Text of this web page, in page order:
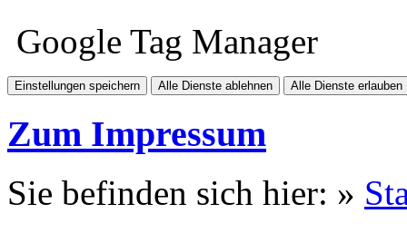
Google Tag Manager
Einstellungen speichern Alle Dienste ablehnen Alle Dienste erlauben
Zum Impressum
Sie befinden sich hier: »